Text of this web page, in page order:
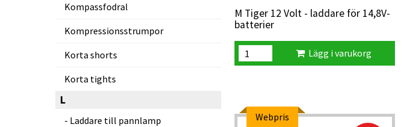
Kompassfodral
Kompressionsstrumpor
Korta shorts
Korta tights
L
Laddare till pannlamp
M Tiger 12 Volt - laddare för 14,8V-
batterier
Lägg i varukorg
Webpris